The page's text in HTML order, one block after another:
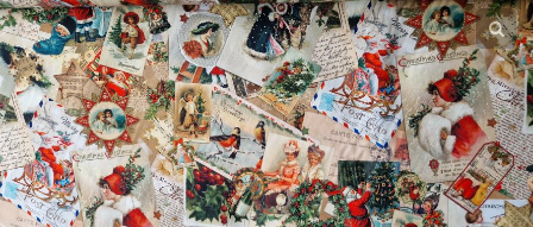
Kinderstoffen
Kinderkamer
Katoen